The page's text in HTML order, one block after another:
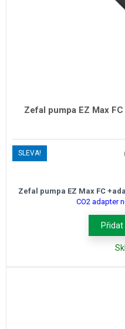
Zefal pumpa EZ Max
SLEVA!
Zefal pumpa EZ Max FC
CO2 adapter
Přidat